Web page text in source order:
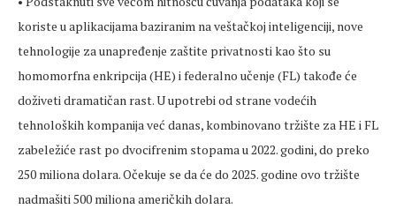
koriste u aplikacijama baziranim na veštačkoj inteligenciji, nove
tehnologije za unapređenje zaštite privatnosti kao što su
homomorfna enkripcija (HE) i federalno učenje (FL) takođe će
doživeti dramatičan rast. U upotrebi od strane vodećih
tehnoloških kompanija već danas, kombinovano tržište za HE i FL
zabeležiće rast po dvocifrenim stopama u 2022. godini, do preko
250 miliona dolara. Očekuje se da će do 2025. godine ovo tržište
nadmašiti 500 miliona američkih dolara.